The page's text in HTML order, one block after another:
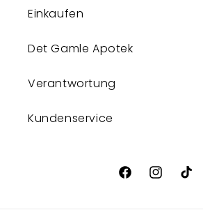
Einkaufen
Det Gamle Apotek
Verantwortung
Kundenservice
FacebookInstagram
TikTok